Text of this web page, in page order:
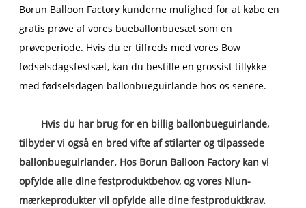
Borun Balloon Factory kunderne mulighed for at købe en
gratis prøve af vores bueballonbuesæt som en
prøveperiode. Hvis du er tilfreds med vores Bow
fødselsdagsfestsæt, kan du bestille en grossist tillykke
med fødselsdagen ballonbueguirlande hos os senere.
Hvis du har brug for en billig ballonbueguirlande,
tilbyder vi også en bred vifte af stilarter og tilpassede
ballonbueguirlander. Hos Borun Balloon Factory kan vi
opfylde alle dine festproduktbehov, og vores Niun-
mærkeprodukter vil opfylde alle dine festproduktkrav.